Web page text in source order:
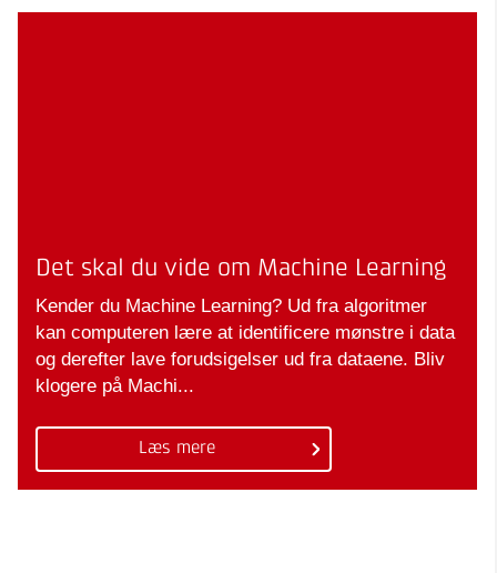
Det skal du vide om Machine Learning
Kender du Machine Learning? Ud fra algoritmer
kan computeren lære at identificere mønstre i data
og derefter lave forudsigelser ud fra dataene. Bliv
klogere på Machi...
Læs mere